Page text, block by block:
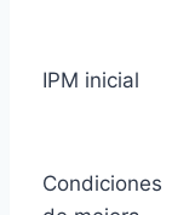
IPM inicial
Condiciones